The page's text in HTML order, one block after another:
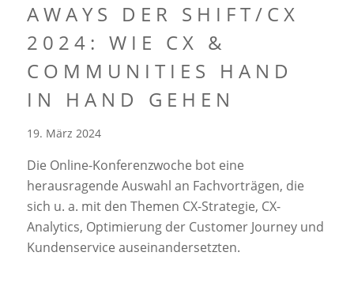
AWAYS DER SHIFT/CX
2024: WIE CX &
COMMUNITIES HAND
IN HAND GEHEN
19. März 2024
Die Online-Konferenzwoche bot eine
herausragende Auswahl an Fachvorträgen, die
sich u. a. mit den Themen CX-Strategie, CX-
Analytics, Optimierung der Customer Journey und
Kundenservice auseinandersetzten.